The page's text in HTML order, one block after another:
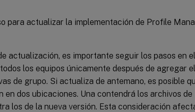
para actualizar la implementación de Profile
actualización, es importante seguir los pasos en
los equipos únicamente después de agregar
de grupo. Si actualiza de antemano, es posible
en dos ubicaciones. Una contendrá los archivos de
los de la nueva versión. Esta consideración